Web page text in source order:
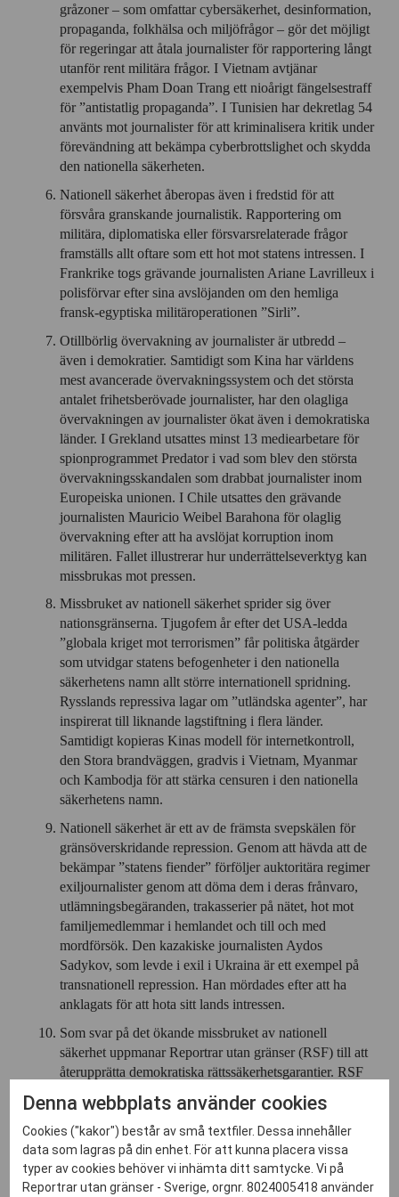
gråzoner – som omfattar cybersäkerhet, desinformation,
propaganda, folkhälsa och miljöfrågor – gör det möjligt
för regeringar att åtala journalister för rapportering långt
utanför rent militära frågor. I Vietnam avtjänar
exempelvis Pham Doan Trang ett nioårigt fängelsestraff
för ”antistatlig propaganda”. I Tunisien har dekretlag 54
använts mot journalister för att kriminalisera kritik under
förevändning att bekämpa cyberbrottslighet och skydda
den nationella säkerheten.
Nationell säkerhet åberopas även i fredstid för att
försvåra granskande journalistik. Rapportering om
militära, diplomatiska eller försvarsrelaterade frågor
framställs allt oftare som ett hot mot statens intressen. I
Frankrike togs grävande journalisten Ariane Lavrilleux i
polisförvar efter sina avslöjanden om den hemliga
fransk-egyptiska militäroperationen ”Sirli”.
Otillbörlig övervakning av journalister är utbredd –
även i demokratier. Samtidigt som Kina har världens
mest avancerade övervakningssystem och det största
antalet frihetsberövade journalister, har den olagliga
övervakningen av journalister ökat även i demokratiska
länder. I Grekland utsattes minst 13 mediearbetare för
spionprogrammet Predator i vad som blev den största
övervakningsskandalen som drabbat journalister inom
Europeiska unionen. I Chile utsattes den grävande
journalisten Mauricio Weibel Barahona för olaglig
övervakning efter att ha avslöjat korruption inom
militären. Fallet illustrerar hur underrättelseverktyg kan
missbrukas mot pressen.
Missbruket av nationell säkerhet sprider sig över
nationsgränserna. Tjugofem år efter det USA-ledda
”globala kriget mot terrorismen” får politiska åtgärder
som utvidgar statens befogenheter i den nationella
säkerhetens namn allt större internationell spridning.
Rysslands repressiva lagar om ”utländska agenter”, har
inspirerat till liknande lagstiftning i flera länder.
Samtidigt kopieras Kinas modell för internetkontroll,
den Stora brandväggen, gradvis i Vietnam, Myanmar
och Kambodja för att stärka censuren i den nationella
säkerhetens namn.
Nationell säkerhet är ett av de främsta svepskälen för
gränsöverskridande repression. Genom att hävda att de
bekämpar ”statens fiender” förföljer auktoritära regimer
exiljournalister genom att döma dem i deras frånvaro,
utlämningsbegäranden, trakasserier på nätet, hot mot
familjemedlemmar i hemlandet och till och med
mordförsök. Den kazakiske journalisten Aydos
Sadykov, som levde i exil i Ukraina är ett exempel på
transnationell repression. Han mördades efter att ha
anklagats för att hota sitt lands intressen.
Som svar på det ökande missbruket av nationell
säkerhet uppmanar Reportrar utan gränser (RSF) till att
återupprätta demokratiska rättssäkerhetsgarantier. RSF
nationell säkerhet, att skyddet för journalistkällor stärks,
att befogenheter för övervakning begränsas, att
antiterrorlagstiftning inte missbrukas mot journalister
och att internationella mekanismer för att skydda
pressfriheten förstärks.
Denna webbplats använder cookies
Cookies ("kakor") består av små textfiler. Dessa innehåller
data som lagras på din enhet. För att kunna placera vissa
typer av cookies behöver vi inhämta ditt samtycke. Vi på
Reportrar utan gränser - Sverige, orgnr. 8024005418 använder